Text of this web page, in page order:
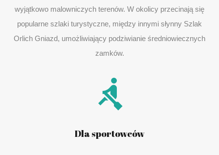
wyjątkowo malowniczych terenów. W okolicy przecinają się
popularne szlaki turystyczne, między innymi słynny Szlak
Orlich Gniazd, umożliwiający podziwianie średniowiecznych
zamków.
Dla sportowców